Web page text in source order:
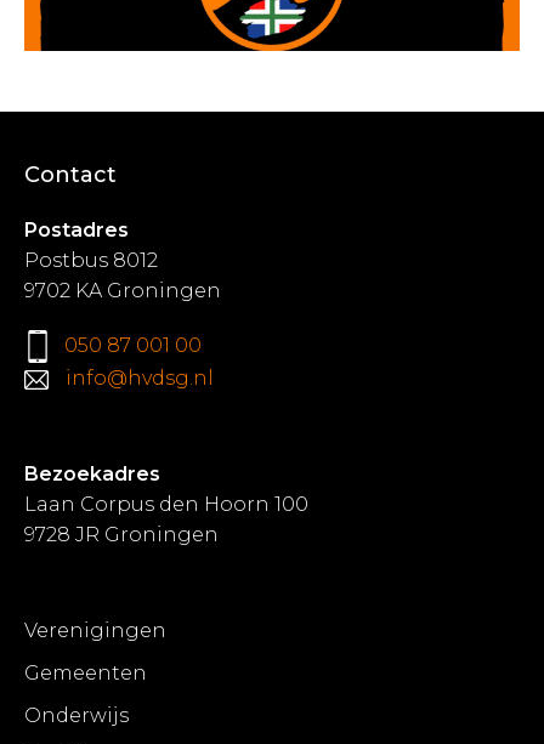
Contact
Postadres
Postbus 8012
9702 KA Groningen
050 87 001 00
info@hvdsg.nl
Bezoekadres
Laan Corpus den Hoorn 100
9728 JR Groningen
Verenigingen
Gemeenten
Onderwijs